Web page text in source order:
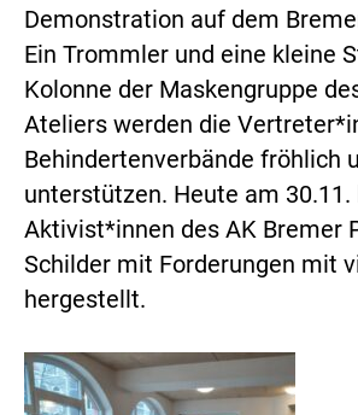
Demonstration auf dem
Ein Trommler und eine kleine
Kolonne der Maskengruppe
Ateliers werden die
Behindertenverbände fröhlich
unterstützen. Heute am 30.11.
Aktivist*innen des AK Bremer
Schilder mit Forderungen mit
hergestellt.